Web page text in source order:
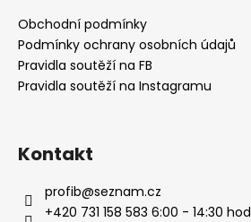
Obchodní podmínky
Podmínky ochrany osobních údajů
Pravidla soutěží na FB
Pravidla soutěží na Instagramu
Kontakt
profib@seznam.cz
+420 731 158 583 6:00 - 14:30 hod